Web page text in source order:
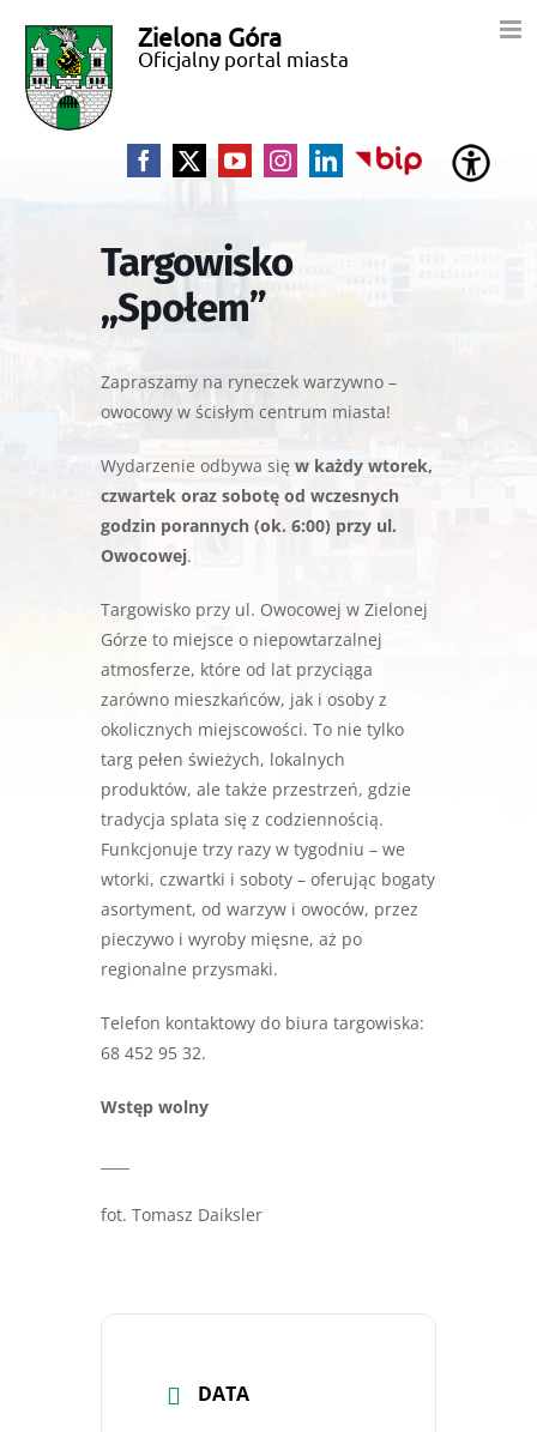
zawartości
Miasto
Zielona
Zielona Góra
Oficjalny portal miasta
Facebook
X YouTubeInstagramLinkedInBIP
Targowisko
,,Społem”
Zapraszamy na ryneczek warzywno –
owocowy w ścisłym centrum miasta!
Wydarzenie odbywa się w każdy wtorek,
czwartek oraz sobotę od wczesnych
godzin porannych (ok. 6:00) przy ul.
Owocowej.
Targowisko przy ul. Owocowej w Zielonej
Górze to miejsce o niepowtarzalnej
atmosferze, które od lat przyciąga
zarówno mieszkańców, jak i osoby z
okolicznych miejscowości. To nie tylko
targ pełen świeżych, lokalnych
produktów, ale także przestrzeń, gdzie
tradycja splata się z codziennością.
Funkcjonuje trzy razy w tygodniu – we
wtorki, czwartki i soboty – oferując bogaty
asortyment, od warzyw i owoców, przez
pieczywo i wyroby mięsne, aż po
regionalne przysmaki.
Telefon kontaktowy do biura targowiska:
68 452 95 32.
Wstęp wolny
fot. Tomasz Daiksler
DATA